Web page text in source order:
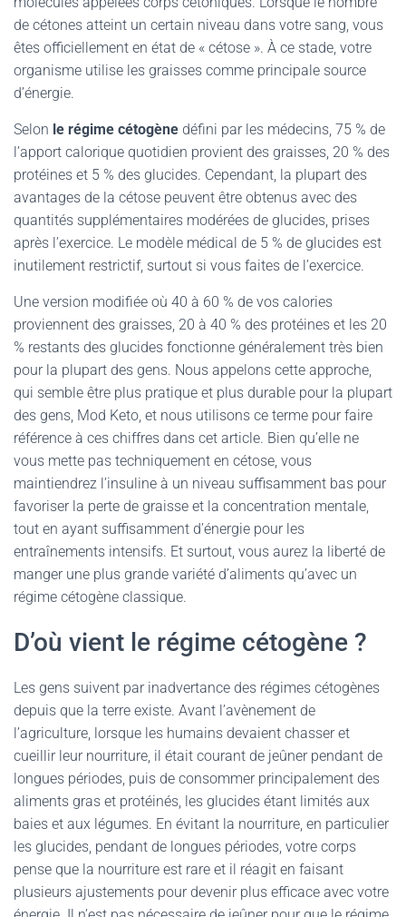
de cétones atteint un certain niveau dans votre sang, vous
êtes officiellement en état de « cétose ». À ce stade, votre
organisme utilise les graisses comme principale source
d’énergie.
Selon le régime cétogène défini par les médecins, 75 % de
l’apport calorique quotidien provient des graisses, 20 % des
protéines et 5 % des glucides. Cependant, la plupart des
avantages de la cétose peuvent être obtenus avec des
quantités supplémentaires modérées de glucides, prises
après l’exercice. Le modèle médical de 5 % de glucides est
inutilement restrictif, surtout si vous faites de l’exercice.
Une version modifiée où 40 à 60 % de vos calories
proviennent des graisses, 20 à 40 % des protéines et les 20
% restants des glucides fonctionne généralement très bien
pour la plupart des gens. Nous appelons cette approche,
qui semble être plus pratique et plus durable pour la plupart
des gens, Mod Keto, et nous utilisons ce terme pour faire
référence à ces chiffres dans cet article. Bien qu’elle ne
vous mette pas techniquement en cétose, vous
maintiendrez l’insuline à un niveau suffisamment bas pour
favoriser la perte de graisse et la concentration mentale,
tout en ayant suffisamment d’énergie pour les
entraînements intensifs. Et surtout, vous aurez la liberté de
manger une plus grande variété d’aliments qu’avec un
régime cétogène classique.
D’où vient le régime cétogène ?
Les gens suivent par inadvertance des régimes cétogènes
depuis que la terre existe. Avant l’avènement de
l’agriculture, lorsque les humains devaient chasser et
cueillir leur nourriture, il était courant de jeûner pendant de
longues périodes, puis de consommer principalement des
aliments gras et protéinés, les glucides étant limités aux
baies et aux légumes. En évitant la nourriture, en particulier
les glucides, pendant de longues périodes, votre corps
pense que la nourriture est rare et il réagit en faisant
plusieurs ajustements pour devenir plus efficace avec votre